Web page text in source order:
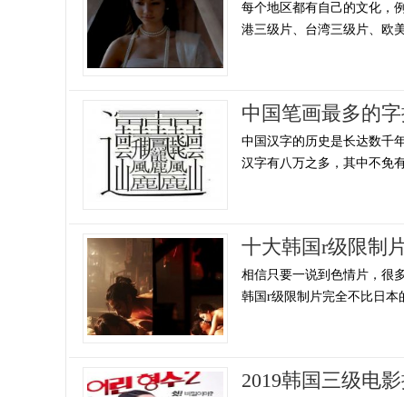
每个地区都有自己的文化，
港三级片、台湾三级片、欧
中国笔画最多的
中国汉字的历史是长达数千
汉字有八万之多，其中不免
十大韩国r级限制
相信只要一说到色情片，很
韩国r级限制片完全不比日
2019韩国三级电